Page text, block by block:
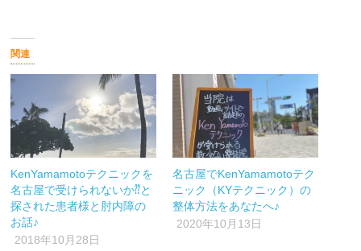
Twitter
有
(新
ウ
ィ
ン
ド
ウ
で
き
ま
す)
ッ
く
だ
さ
い
(新
い
ウ
ィ
ン
ド
で
開
(新
し
い
ウ
ィ
ン
ド
ウ
で
き
ま
す)
関連
KenYamamotoテクニックを
名古屋で受けられないか⁇と
探された患者様と肘内障の
お話♪
2018年10月28日
名古屋でKenYamamotoテク
ニック（KYテクニック）の
整体方法をあなたへ♪
2020年10月13日